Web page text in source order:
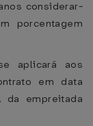
considerar-
porcentagem
aplicará aos
em data
empreitada